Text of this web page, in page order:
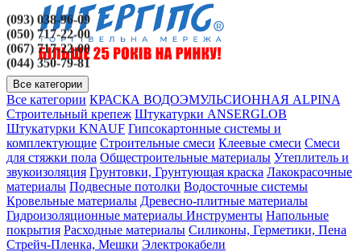
(093) 038-96-09
(050) 717-22-00
(067) 717-22-00
(044) 350-79-81
Все категории
Все категории КРАСКА ВОДОЭМУЛЬСИОННАЯ ALPINA
Строительный крепеж Штукатурки ANSERGLOB
Штукатурки KNAUF Гипсокартонные системы и
комплектующие Строительные смеси Клеевые смеси Смеси
для стяжки пола Общестроительные материалы Утеплитель и
звукоизоляция Грунтовки, Грунтующая краска Лакокрасочные
материалы Подвесные потолки Водосточные системы
Кровельные материалы Древесно-плитные материалы
Гидроизоляционные материалы Инструменты Напольные
покрытия Расходные материалы Силиконы, Герметики, Пена
Стрейч-Пленка, Мешки Электрокабели